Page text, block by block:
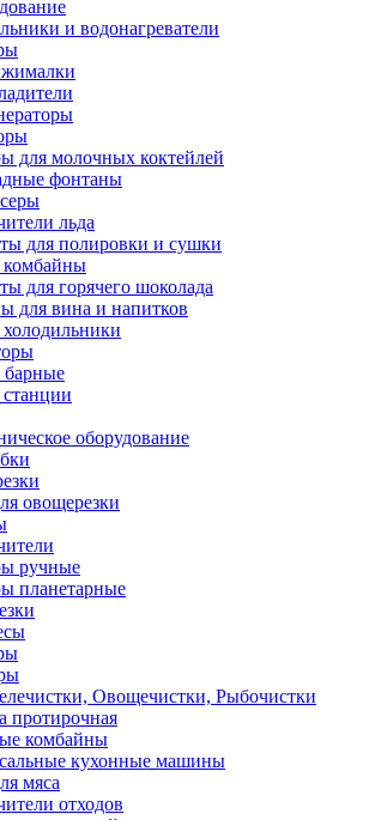
и водонагреватели
для молочных коктейлей
фонтаны
льда
для полировки и сушки
для горячего шоколада
для вина и напитков
оборудование
овощерезки
ручные
планетарные
Овощечистки, Рыбочистки
комбайны
кухонные машины
мяса
отходов